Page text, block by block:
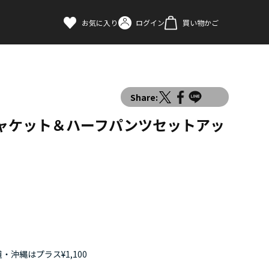
お気に入り ログイン 買い物かご
Share:
ット＆ハーフパンツセットアッ
沖縄はプラス¥1,100